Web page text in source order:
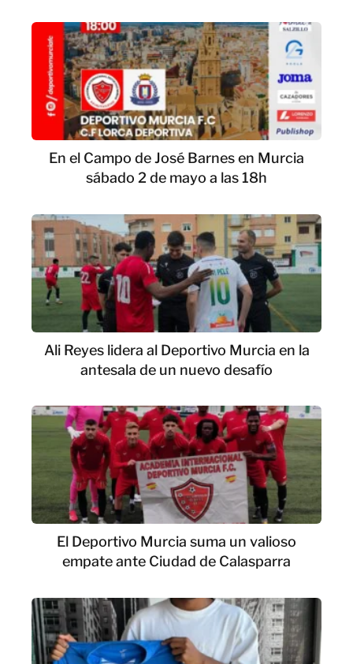
En el Campo de José Barnes en Murcia
sábado 2 de mayo a las 18h
Ali Reyes lidera al Deportivo Murcia en la
antesala de un nuevo desafío
El Deportivo Murcia suma un valioso
empate ante Ciudad de Calasparra